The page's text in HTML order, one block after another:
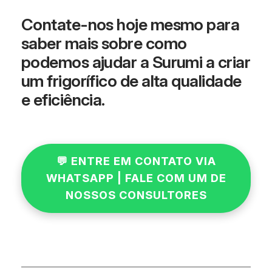
Contate-nos hoje mesmo para
saber mais sobre como
podemos ajudar a Surumi a criar
um frigorífico de alta qualidade
e eficiência.